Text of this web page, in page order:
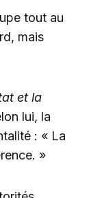
tout au
mais
et la
lui, la
: « La
»